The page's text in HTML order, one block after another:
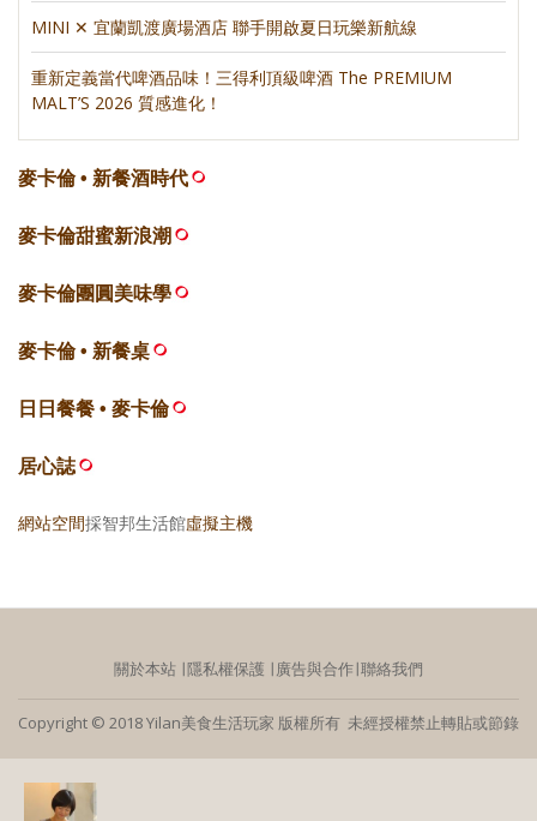
MINI ✕ 宜蘭凱渡廣場酒店 聯手開啟夏日玩樂新航線
重新定義當代啤酒品味！三得利頂級啤酒 The PREMIUM
MALT’S 2026 質感進化！
麥卡倫 • 新餐酒時代
麥卡倫甜蜜新浪潮
麥卡倫團圓美味學
麥卡倫 • 新餐桌
日日餐餐 • 麥卡倫
居心誌
網站空間採智邦生活館虛擬主機
關於本站 ∣隱私權保護 ∣ 廣告與合作∣聯絡我們
Copyright © 2018 Yilan美食生活玩家 版權所有 未經授權禁止轉貼或節錄